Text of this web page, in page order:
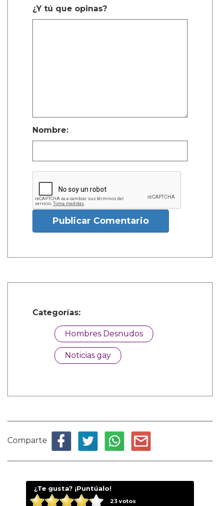
¿Y tú que opinas?
Nombre:
Publicar Comentario
Categorías:
Hombres Desnudos
Noticias gay
Comparte
¿Te gusta? ¡Puntúalo!
23votos